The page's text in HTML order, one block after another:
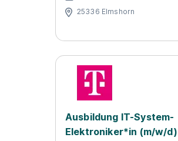
25336 Elmshorn
Ausbildung IT-System-
Elektroniker*in (m/w/d)